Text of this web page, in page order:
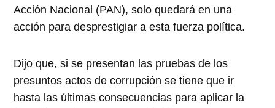
Acción Nacional (PAN), solo quedará en una
acción para desprestigiar a esta fuerza política.
Dijo que, si se presentan las pruebas de los
presuntos actos de corrupción se tiene que ir
hasta las últimas consecuencias para aplicar la